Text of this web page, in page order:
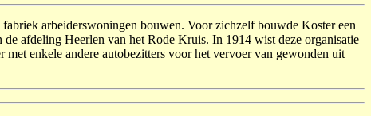
arbeiderswoningen bouwen. Voor zichzelf bouwde Koster een
afdeling Heerlen van het Rode Kruis. In 1914 wist deze organisatie
enkele an­dere autobezitters voor het vervoer van gewonden uit